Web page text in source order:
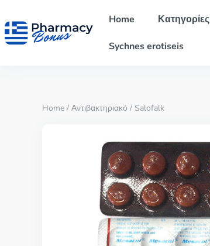
Home Κατηγορίες
Sychnes erotiseis
Home / Αντιβακτηριακό / Salofalk